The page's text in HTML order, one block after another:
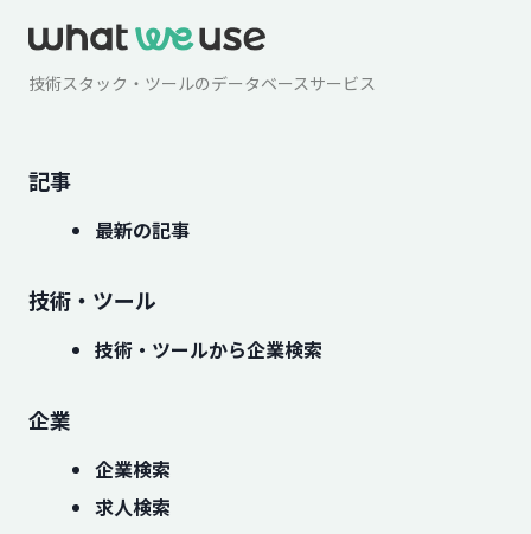
技術スタック・ツールのデータベースサービス
記事
最新の記事
技術・ツール
技術・ツールから企業検索
企業
企業検索
求人検索